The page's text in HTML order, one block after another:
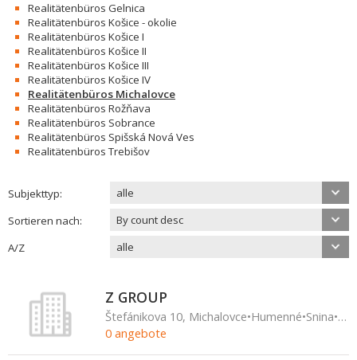
Realitätenbüros Gelnica
Realitätenbüros Košice - okolie
Realitätenbüros Košice I
Realitätenbüros Košice II
Realitätenbüros Košice III
Realitätenbüros Košice IV
Realitätenbüros Michalovce
Realitätenbüros Rožňava
Realitätenbüros Sobrance
Realitätenbüros Spišská Nová Ves
Realitätenbüros Trebišov
Subjekttyp:
alle
Sortieren nach:
By count desc
A/Z
alle
Z GROUP
Štefánikova 10, Michalovce•Humenné•Snina•Vranov n.T.•Strážske
0 angebote